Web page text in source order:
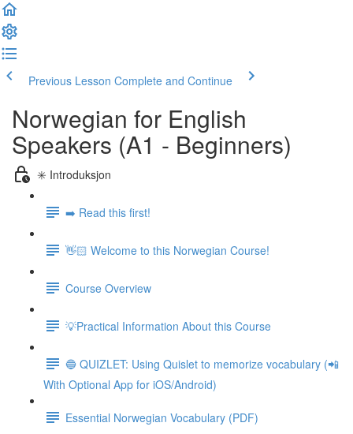
Previous Lesson Complete and Continue
Norwegian for English
Speakers (A1 - Beginners)
✳️ Introduksjon
➡️ Read this first!
👋🏻 Welcome to this Norwegian Course!
Course Overview
💡Practical Information About this Course
🔵 QUIZLET: Using Quislet to memorize vocabulary (📲
With Optional App for iOS/Android)
Essential Norwegian Vocabulary (PDF)